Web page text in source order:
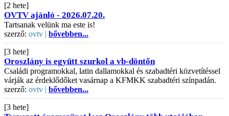
[2 hete]
OVTV ajánló - 2026.07.20.
Tartsanak velünk ma este is!
szerző: ovtv | bővebben...
[3 hete]
Oroszlány is együtt szurkol a vb-döntőn
Családi programokkal, latin dallamokkal és szabadtéri közvetítéssel
várják az érdeklődőket vasárnap a KFMKK szabadtéri színpadán.
szerző: ovtv | bővebben...
[3 hete]